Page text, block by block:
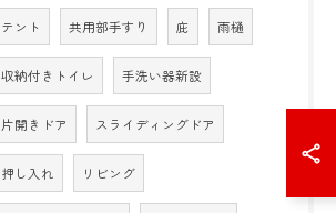
テント 共用部手すり 庇 雨樋
収納付きトイレ 手洗い器新設
片開きドア スライディングドア
押し入れ リビング